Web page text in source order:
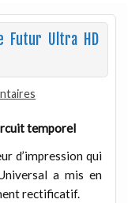
Futur Ultra HD
temporel
d’impression qui
a mis en
rectificatif.